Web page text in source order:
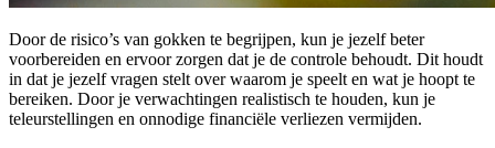
Door de risico’s van gokken te begrijpen, kun je jezelf beter
voorbereiden en ervoor zorgen dat je de controle behoudt. Dit houdt
in dat je jezelf vragen stelt over waarom je speelt en wat je hoopt te
bereiken. Door je verwachtingen realistisch te houden, kun je
teleurstellingen en onnodige financiële verliezen vermijden.